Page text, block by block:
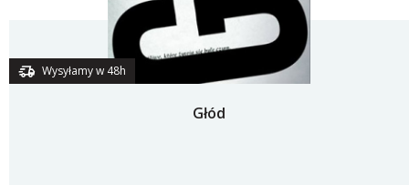
Wysyłamy w 48h
Głód